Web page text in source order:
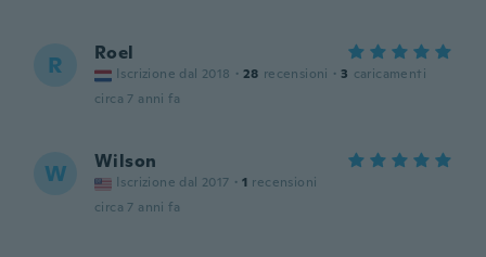
R Roel
Iscrizione dal 2018 · 28 recensioni · 3 caricamenti
circa 7 anni fa
W Wilson
Iscrizione dal 2017 · 1 recensioni
circa 7 anni fa